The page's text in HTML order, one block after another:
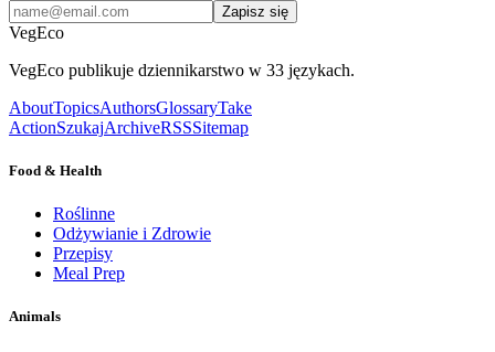
Zapisz się
VegEco
VegEco publikuje dziennikarstwo w 33 językach.
AboutTopicsAuthorsGlossaryTake
ActionSzukajArchiveRSSSitemap
Food & Health
Roślinne
Odżywianie i Zdrowie
Przepisy
Meal Prep
Animals